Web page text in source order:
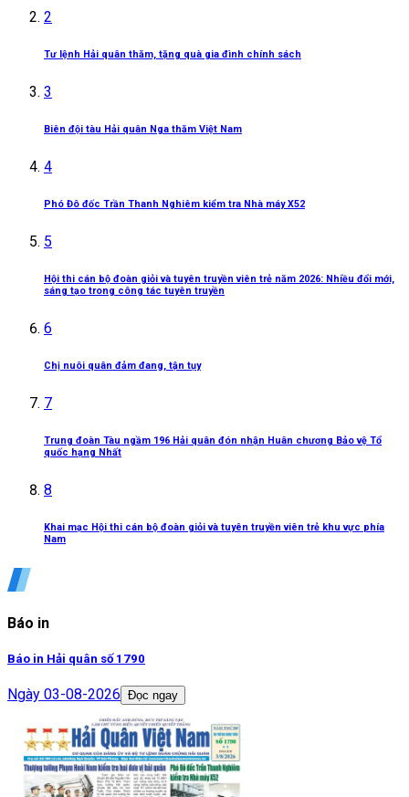
2
Tư lệnh Hải quân thăm, tặng quà gia đình chính sách
3
Biên đội tàu Hải quân Nga thăm Việt Nam
4
Phó Đô đốc Trần Thanh Nghiêm kiểm tra Nhà máy X52
5
Hội thi cán bộ đoàn giỏi và tuyên truyền viên trẻ năm 2026: Nhiều đổi mới,
sáng tạo trong công tác tuyên truyền
6
Chị nuôi quân đảm đang, tận tụy
7
Trung đoàn Tàu ngầm 196 Hải quân đón nhận Huân chương Bảo vệ Tổ
quốc hạng Nhất
8
Khai mạc Hội thi cán bộ đoàn giỏi và tuyên truyền viên trẻ khu vực phía
Nam
Báo in
Báo in Hải quân số 1790
Ngày 03-08-2026 Đọc ngay